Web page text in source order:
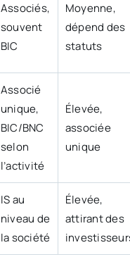
Associés,
souvent
BIC
Moyenne,
dépend des
statuts
Associé
unique,
BIC/BNC
selon
l’activité
Élevée,
associée
unique
IS au
niveau de
la société
Élevée,
attirant des